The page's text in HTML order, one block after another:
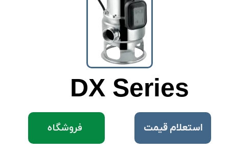
DX Series
فروشگاه ​استعلام قیمت